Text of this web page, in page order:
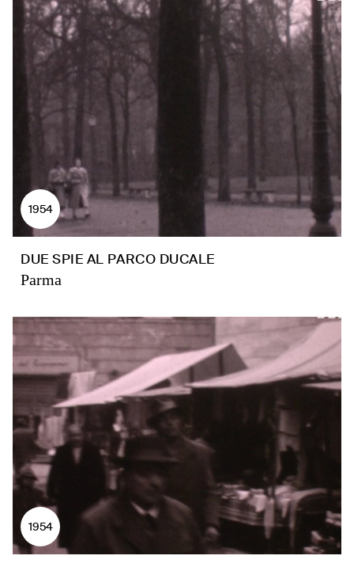
1954
DUE SPIE AL PARCO DUCALE
Parma
1954